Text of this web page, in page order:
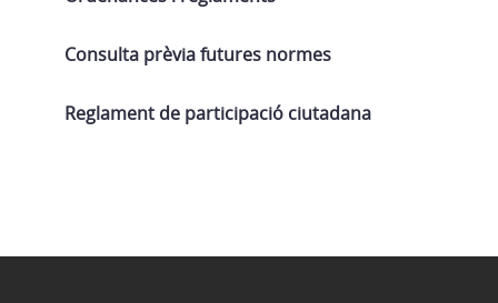
Consulta prèvia futures normes
Reglament de participació ciutadana